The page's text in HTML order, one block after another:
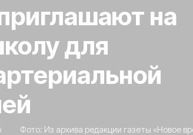
на
для
Фото: Из архива редакции газеты «Новое